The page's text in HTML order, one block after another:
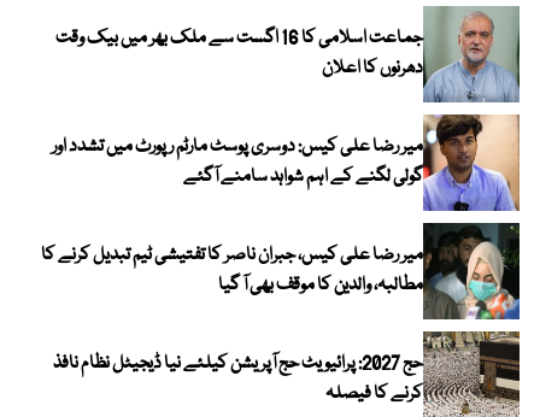
جماعت اسلامی کا 16 اگست سے ملک بھر میں بیک وقت
دھرنوں کا اعلان
میر رضا علی کیس: دوسری پوسٹ مارٹم رپورٹ میں تشدد اور
گولی لگنے کے اہم شواہد سامنے آگئے
میر رضا علی کیس، جبران ناصر کا تفتیشی ٹیم تبدیل کرنے کا
مطالبہ، والدین کا موقف بھی آ گیا
حج 2027: پرائیویٹ حج آپریشن کیلئے نیا ڈیجیٹل نظام نافذ
کرنے کا فیصلہ